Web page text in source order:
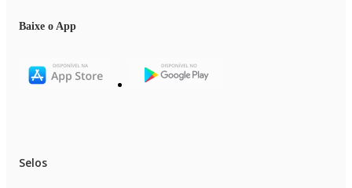
Baixe o App
Selos